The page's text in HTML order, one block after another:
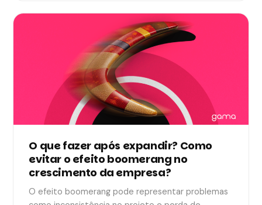
O que fazer após expandir? Como
evitar o efeito boomerang no
crescimento da empresa?
O efeito boomerang pode representar problemas